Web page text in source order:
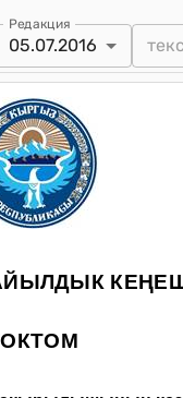
Редакция
05.07.2016